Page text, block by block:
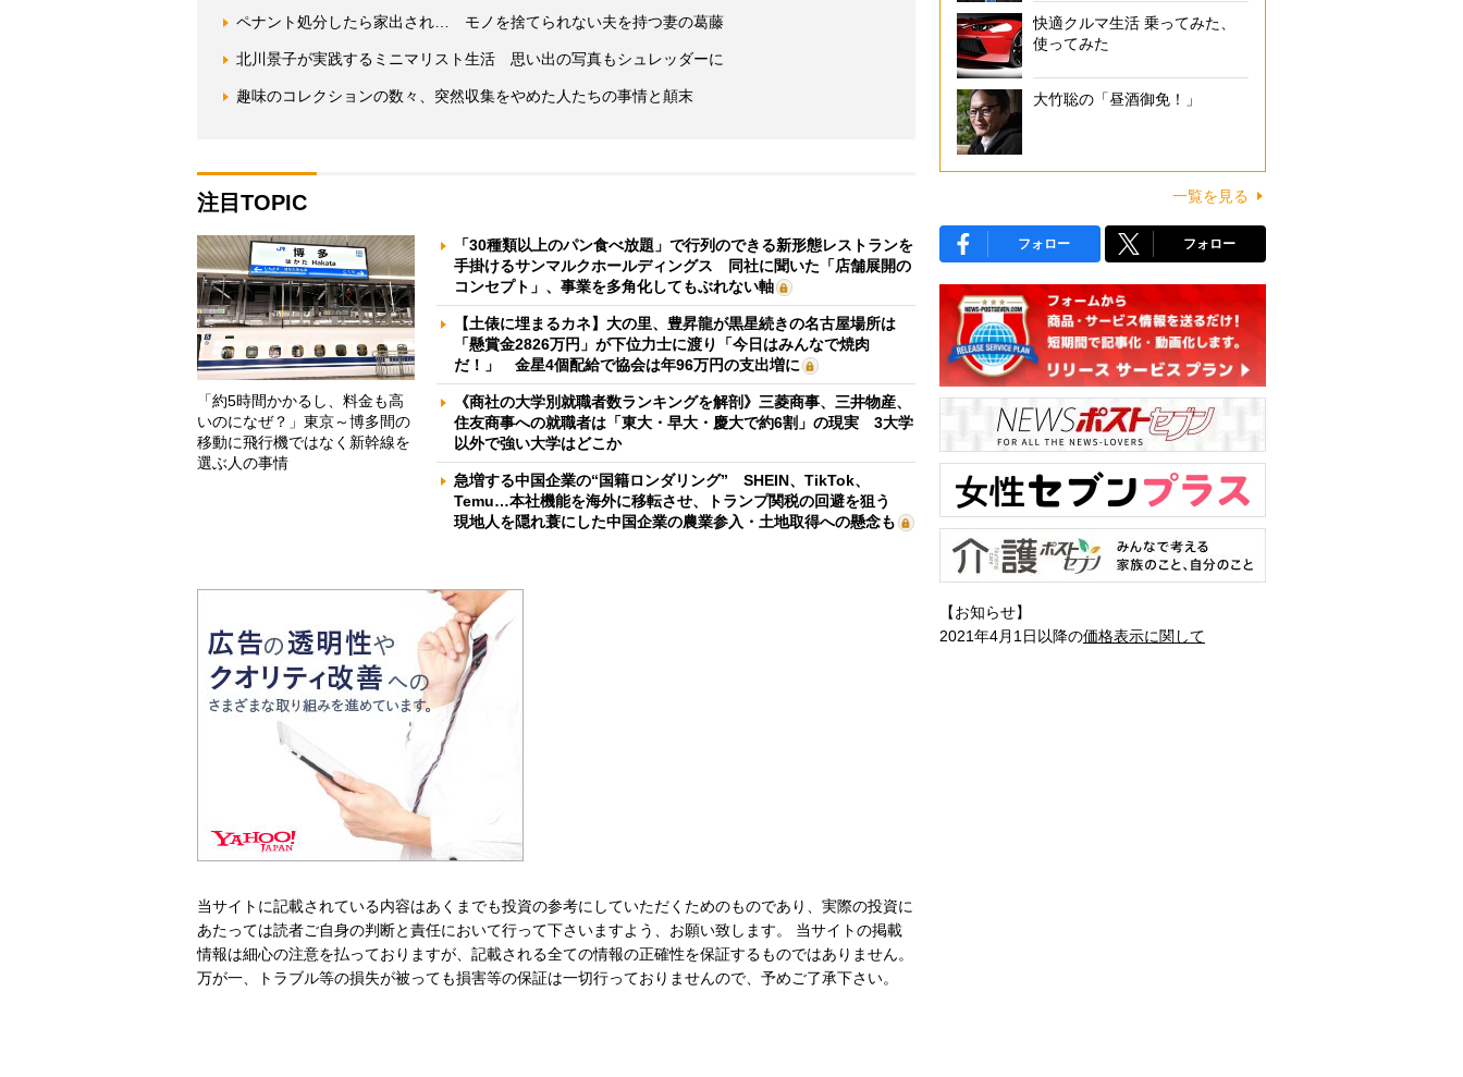
ペナント処分したら家出され… モノを捨てられない夫を持つ妻の葛藤
北川景子が実践するミニマリスト生活 思い出の写真もシュレッダーに
趣味のコレクションの数々、突然収集をやめた人たちの事情と顛末
注目TOPIC
「約5時間かかるし、料金も高
いのになぜ？」東京～博多間の
移動に飛行機ではなく新幹線を
選ぶ人の事情
「30種類以上のパン食べ放題」で行列のできる新形態レストランを
手掛けるサンマルクホールディングス 同社に聞いた「店舗展開の
コンセプト」、事業を多角化してもぶれない軸
【土俵に埋まるカネ】大の里、豊昇龍が黒星続きの名古屋場所は
「懸賞金2826万円」が下位力士に渡り「今日はみんなで焼肉
だ！」 金星4個配給で協会は年96万円の支出増に
《商社の大学別就職者数ランキングを解剖》三菱商事、三井物産、
住友商事への就職者は「東大・早大・慶大で約6割」の現実 3大学
以外で強い大学はどこか
急増する中国企業の“国籍ロンダリング” SHEIN、TikTok、
Temu…本社機能を海外に移転させ、トランプ関税の回避を狙う
現地人を隠れ蓑にした中国企業の農業参入・土地取得への懸念も
当サイトに記載されている内容はあくまでも投資の参考にしていただくためのものであり、実際の投資に
あたっては読者ご自身の判断と責任において行って下さいますよう、お願い致します。 当サイトの掲載
情報は細心の注意を払っておりますが、記載される全ての情報の正確性を保証するものではありません。
万が一、トラブル等の損失が被っても損害等の保証は一切行っておりませんので、予めご了承下さい。
快適クルマ生活 乗ってみた、
使ってみた
大竹聡の「昼酒御免！」
一覧を見る
フォロー フォロー
【お知らせ】
2021年4月1日以降の価格表示に関して